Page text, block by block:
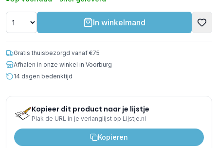
In winkelmand
Gratis thuisbezorgd vanaf €75
Afhalen in onze winkel in Voorburg
14 dagen bedenktijd
Kopieer dit product naar je lijstje
Plak de URL in je verlanglijst op Lijstje.nl
Kopieren